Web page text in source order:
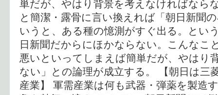
単だが、やはり背景を考えなければなら
と簡潔・露骨に言い換えれば「朝日新聞
いうと、ある種の憶測がすぐ出る。とい
日新聞だからにほかならない。こんなこ
悪いといってしまえば簡単だが、やはり
ない」との論理が成立する。 【朝日は三
産業】 軍需産業は何も武器・弾薬を製造